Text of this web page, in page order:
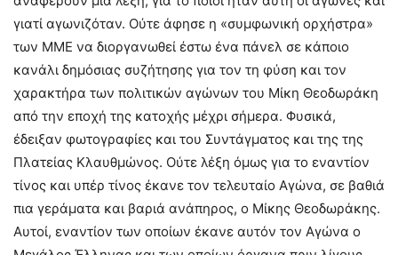
γιατί αγωνιζόταν. Ούτε άφησε η «συμφωνική ορχήστρα»
των ΜΜΕ να διοργανωθεί έστω ένα πάνελ σε κάποιο
κανάλι δημόσιας συζήτησης για τον τη φύση και τον
χαρακτήρα των πολιτικών αγώνων του Μίκη Θεοδωράκη
από την εποχή της κατοχής μέχρι σήμερα. Φυσικά,
έδειξαν φωτογραφίες και του Συντάγματος και της της
Πλατείας Κλαυθμώνος. Ούτε λέξη όμως για το εναντίον
τίνος και υπέρ τίνος έκανε τον τελευταίο Αγώνα, σε βαθιά
πια γεράματα και βαριά ανάπηρος, ο Μίκης Θεοδωράκης.
Αυτοί, εναντίον των οποίων έκανε αυτόν τον Αγώνα ο